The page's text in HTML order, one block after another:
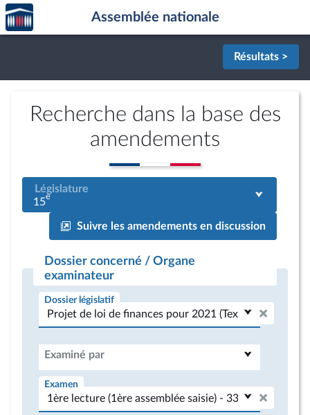
Aller au contenu
Aller en bas de la page
Accèder
à la
page
Assemblée nationale
Résultats >
Recherche dans la base des
amendements
Législature
15e
Suivre les amendements en discussion
Dossier concerné / Organe
examinateur
Dossier législatif
Examiné par
Examen